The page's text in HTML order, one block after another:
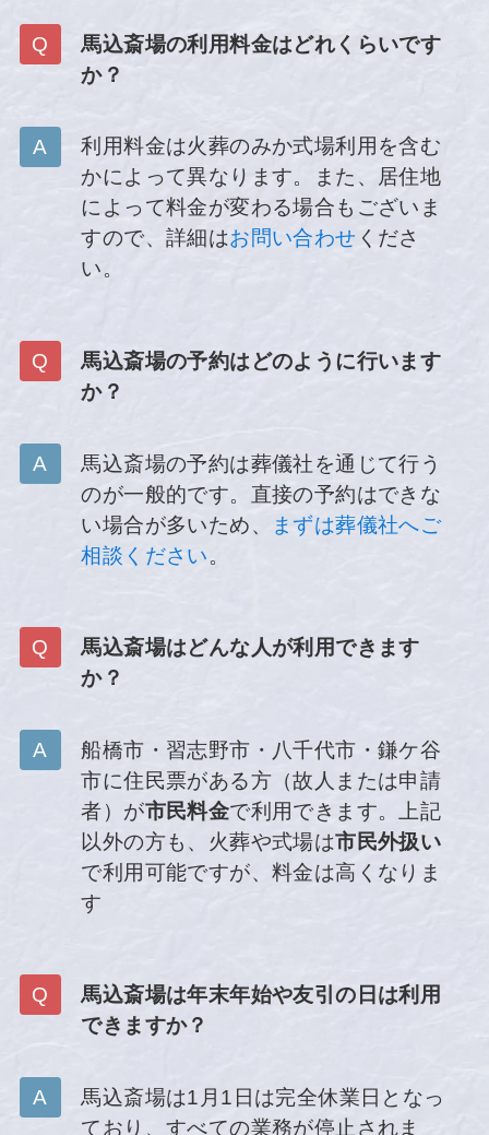
馬込斎場の利用料金はどれくらいです
か？
利用料金は火葬のみか式場利用を含む
かによって異なります。また、居住地
によって料金が変わる場合もございま
すので、詳細はお問い合わせ くださ
い。
馬込斎場の予約はどのように行います
か？
馬込斎場の予約は葬儀社を通じて行う
のが一般的です。直接の予約はできな
い場合が多いため、
まずは葬儀社へご
相談ください。
馬込斎場はどんな人が利用できます
か？
船橋市・習志野市・八千代市・鎌ケ谷
市に住民票がある方（故人または申請
者）が市民料金で利用できます。上記
以外の方も、火葬や式場は市民外扱い
で利用可能ですが、料金は高くなりま
す
馬込斎場は年末年始や友引の日は利用
できますか？
馬込斎場は1月1日は完全休業日となっ
ており、すべての業務が停止されま